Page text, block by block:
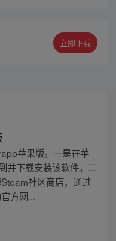
石而出，背负着守
败了妖怪大道的霸
立即下载
苹果版。一是在苹
并下载安装该软件。二
社区商店，通过
方网...